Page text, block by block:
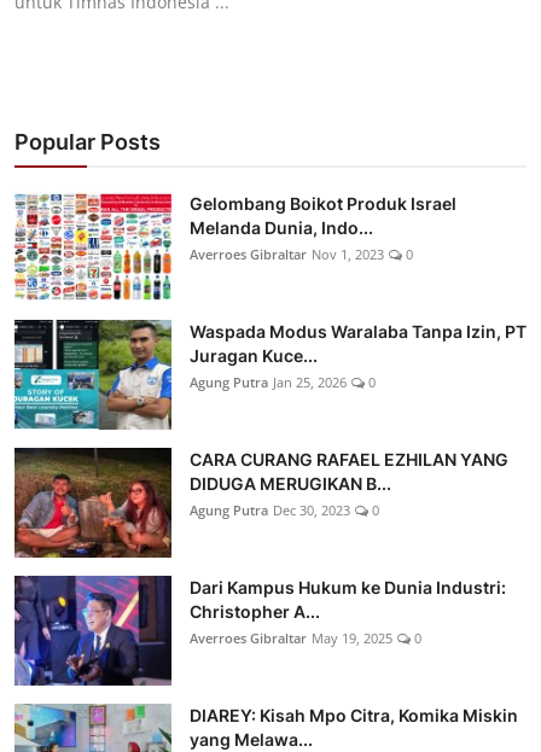
Popular Posts
Gelombang Boikot Produk Israel
Melanda Dunia, Indo...
Averroes Gibraltar Nov 1, 2023 0
Waspada Modus Waralaba Tanpa Izin, PT
Juragan Kuce...
Agung Putra Jan 25, 2026 0
CARA CURANG RAFAEL EZHILAN YANG
DIDUGA MERUGIKAN B...
Agung Putra Dec 30, 2023 0
Dari Kampus Hukum ke Dunia Industri:
Christopher A...
Averroes Gibraltar May 19, 2025 0
DIAREY: Kisah Mpo Citra, Komika Miskin
yang Melawa...